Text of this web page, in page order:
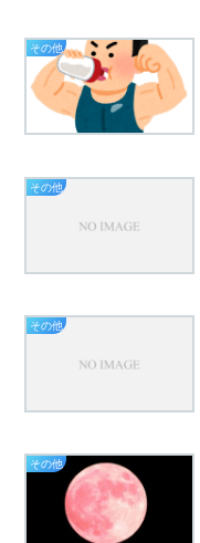
その他
その他
その他
その他